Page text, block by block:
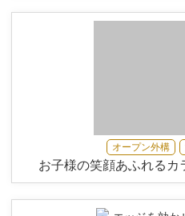
オープン外構
お子様の笑顔あふれる